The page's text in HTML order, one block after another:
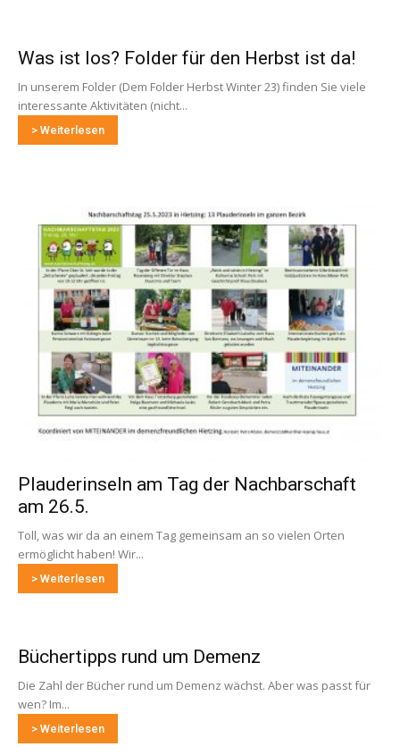
Was ist los? Folder für den Herbst ist da!
In unserem Folder (Dem Folder Herbst Winter 23) finden Sie viele
interessante Aktivitäten (nicht...
> Weiterlesen
Plauderinseln am Tag der Nachbarschaft
am 26.5.
Toll, was wir da an einem Tag gemeinsam an so vielen Orten
ermöglicht haben! Wir...
> Weiterlesen
Büchertipps rund um Demenz
Die Zahl der Bücher rund um Demenz wächst. Aber was passt für
wen? Im...
> Weiterlesen